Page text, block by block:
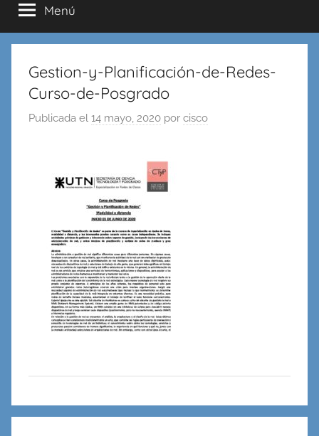
Redes,
Programación,
Datos,
Seguridad
Virtualidad
Menú
Gestion-y-Planificación-de-Redes-
Curso-de-Posgrado
Publicada el 14 mayo, 2020 por cisco